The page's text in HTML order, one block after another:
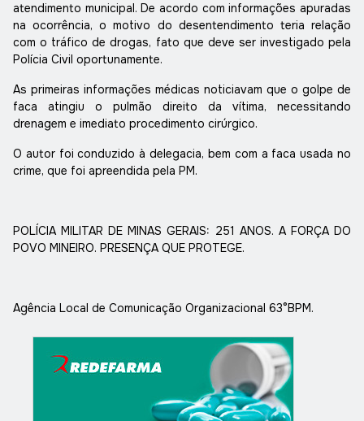
atendimento municipal. De acordo com informações apuradas
na ocorrência, o motivo do desentendimento teria relação
com o tráfico de drogas, fato que deve ser investigado pela
Polícia Civil oportunamente.
As primeiras informações médicas noticiavam que o golpe de
faca atingiu o pulmão direito da vítima, necessitando
drenagem e imediato procedimento cirúrgico.
O autor foi conduzido à delegacia, bem com a faca usada no
crime, que foi apreendida pela PM.
POLÍCIA MILITAR DE MINAS GERAIS: 251 ANOS. A FORÇA DO
POVO MINEIRO. PRESENÇA QUE PROTEGE.
Agência Local de Comunicação Organizacional 63°BPM.